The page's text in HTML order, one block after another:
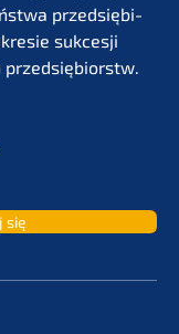
przedsię­bi­
sukces­ji
się